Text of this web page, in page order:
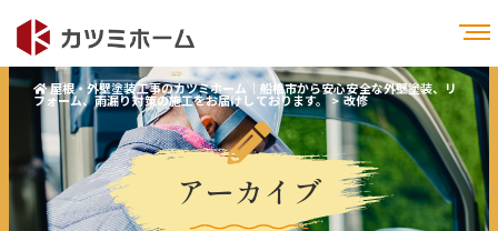
屋根・外壁塗装工事のカツミホーム｜船橋市から安心安全な外壁塗装、リ
フォーム、雨漏り対策の施工をお届けしております。>改修
アーカイブ